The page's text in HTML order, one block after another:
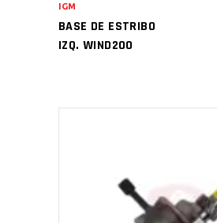
BASE DE ESTRIBO
IZQ. WIND200
IGM